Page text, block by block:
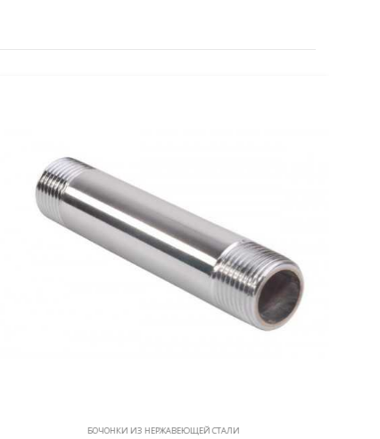
БОЧОНКИ ИЗ НЕРЖАВЕЮЩЕЙ СТАЛИ